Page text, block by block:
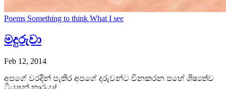
Poems Something to think What I see
මදුරුවා
Feb 12, 2014
අපගේ වරදින් පැතිර අපගේ දරුවන්ට විනකරන පහේ ශිෂ්‍යත්ව
ටියුෂන් කාරයා!